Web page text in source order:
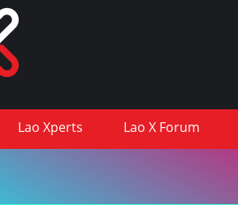
Lao Xperts Lao X Forum